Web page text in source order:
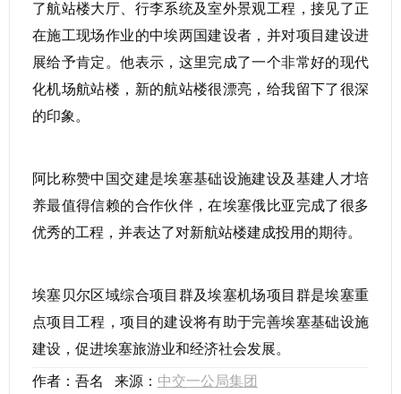
了航站楼大厅、行李系统及室外景观工程，接见了正
在施工现场作业的中埃两国建设者，并对项目建设进
展给予肯定。他表示，这里完成了一个非常好的现代
化机场航站楼，新的航站楼很漂亮，给我留下了很深
的印象。
阿比称赞中国交建是埃塞基础设施建设及基建人才培
养最值得信赖的合作伙伴，在埃塞俄比亚完成了很多
优秀的工程，并表达了对新航站楼建成投用的期待。
埃塞贝尔区域综合项目群及埃塞机场项目群是埃塞重
点项目工程，项目的建设将有助于完善埃塞基础设施
建设，促进埃塞旅游业和经济社会发展。
作者：吾名 来源： 中交一公局集团